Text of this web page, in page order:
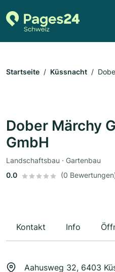
Startseite Küssnacht
Dober Märchy
GmbH
Landschaftsbau · Gartenbau
0.0
(0
Kontakt Info
Aahusweg 32, 6403